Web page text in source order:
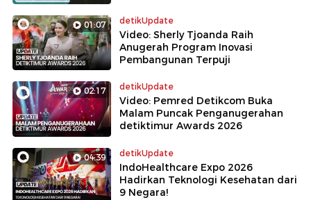
01:07 detikUpdate
Video: Sherly Tjoanda Raih
Anugerah Program Inovasi
Pembangunan Terpuji
02:17 detikUpdate
Video: Pemred Detikcom Buka
Malam Puncak Penganugerahan
detiktimur Awards 2026
04:39 detikUpdate
IndoHealthcare Expo 2026
Hadirkan Teknologi Kesehatan dari
9 Negara!